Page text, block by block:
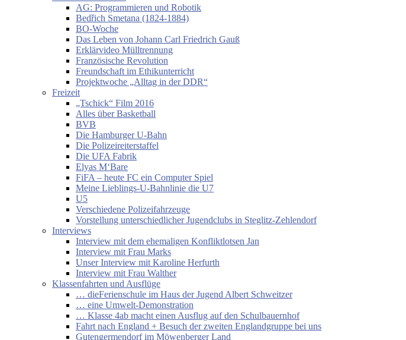
AG: Programmieren und Robotik
Bedřich Smetana (1824-1884)
BO-Woche
Das Leben von Johann Carl Friedrich Gauß
Erklärvideo Mülltrennung
Französische Revolution
Freundschaft im Ethikunterricht
Projektwoche „Alltag in der DDR“
Freizeit
„Tschick“ Film 2016
Alles über Basketball
BVB
Die Hamburger U-Bahn
Die Polizeireiterstaffel
Die UFA Fabrik
Elyas M‘Bare
FiFA – heute FC ein Computer Spiel
Meine Lieblings-U-Bahnlinie die U7
U5
Verschiedene Polizeifahrzeuge
Vorstellung unterschiedlicher Jugendclubs in Steglitz-Zehlendorf
Interviews
Interview mit dem ehemaligen Konfliktlotsen Jan
Interview mit Frau Marks
Unser Interview mit Karoline Herfurth
Interview mit Frau Walther
Klassenfahrten und Ausflüge
… dieFerienschule im Haus der Jugend Albert Schweitzer
… eine Umwelt-Demonstration
… Klasse 4ab macht einen Ausflug auf den Schulbauernhof
Fahrt nach England + Besuch der zweiten Englandgruppe bei uns
Gutengermendorf im Möwenberger Land